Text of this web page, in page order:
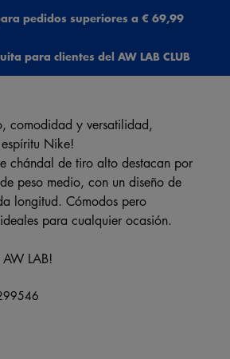
pedidos superiores a € 69,99
para clientes del AW LAB CLUB
comodidad y versatilidad,
Nike!
chándal de tiro alto destacan por
peso medio, con un diseño de
longitud. Cómodos pero
para cualquier ocasión.
LAB!